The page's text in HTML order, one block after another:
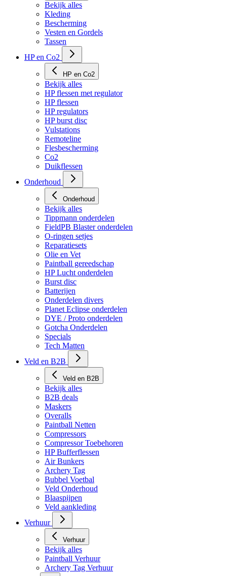
Bekijk alles
Kleding
Bescherming
Vesten en Gordels
Tassen
HP en Co2
HP en Co2
Bekijk alles
HP flessen met regulator
HP flessen
HP regulators
HP burst disc
Vulstations
Remoteline
Flesbescherming
Co2
Duikflessen
Onderhoud
Onderhoud
Bekijk alles
Tippmann onderdelen
FieldPB Blaster onderdelen
O-ringen setjes
Reparatiesets
Olie en Vet
Paintball gereedschap
HP Lucht onderdelen
Burst disc
Batterijen
Onderdelen divers
Planet Eclipse onderdelen
DYE / Proto onderdelen
Gotcha Onderdelen
Specials
Tech Matten
Veld en B2B
Veld en B2B
Bekijk alles
B2B deals
Maskers
Overalls
Paintball Netten
Compressors
Compressor Toebehoren
HP Bufferflessen
Air Bunkers
Archery Tag
Bubbel Voetbal
Veld Onderhoud
Blaaspijpen
Veld aankleding
Verhuur
Verhuur
Bekijk alles
Paintball Verhuur
Archery Tag Verhuur